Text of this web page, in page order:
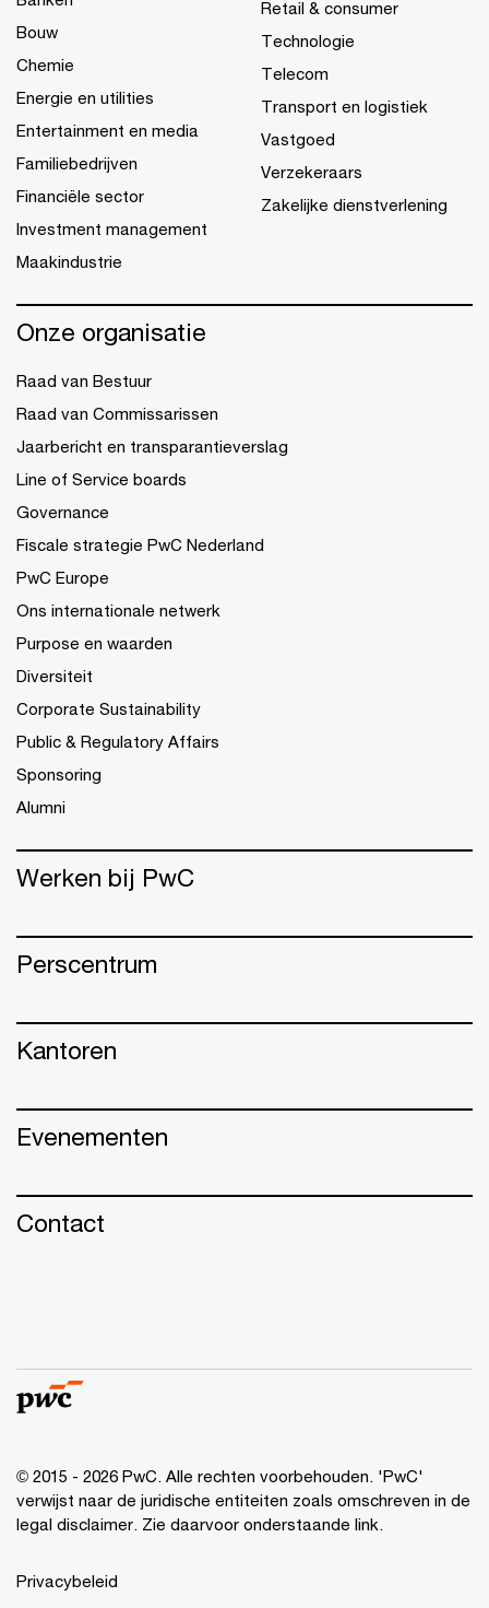
Bouw
Chemie
Energie en utilities
Entertainment en media
Familiebedrijven
Financiële sector
Investment management
Maakindustrie
Retail & consumer
Technologie
Telecom
Transport en logistiek
Vastgoed
Verzekeraars
Zakelijke dienstverlening
Onze organisatie
Raad van Bestuur
Raad van Commissarissen
Jaarbericht en transparantieverslag
Line of Service boards
Governance
Fiscale strategie PwC Nederland
PwC Europe
Ons internationale netwerk
Purpose en waarden
Diversiteit
Corporate Sustainability
Public & Regulatory Affairs
Sponsoring
Alumni
Werken bij PwC
Perscentrum
Kantoren
Evenementen
Contact
© 2015 - 2026 PwC. Alle rechten voorbehouden. 'PwC'
verwijst naar de juridische entiteiten zoals omschreven in de
legal disclaimer. Zie daarvoor onderstaande link.
Privacybeleid